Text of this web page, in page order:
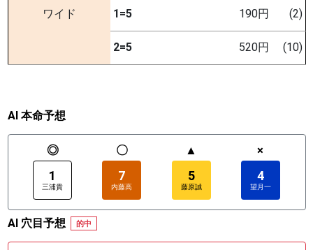
ワイド 1=5 190円 (2)
2=5 520円 (10)
AI 本命予想
◎
1
三浦貴
〇
7
内藤高
▲
5
藤原誠
×
4
望月一
AI 穴目予想 的中